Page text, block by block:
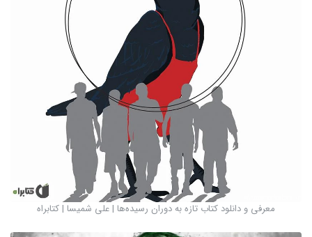
معرفی و دانلود کتاب تازه به دوران رسیده‌ها | علی شمیسا | کتابراه